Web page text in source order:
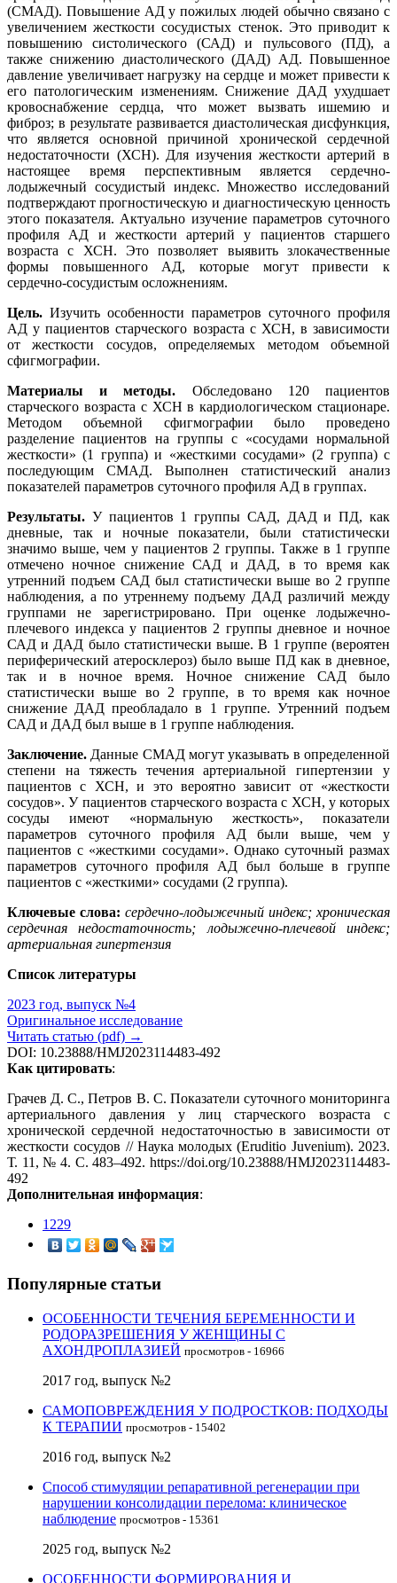
(СМАД). Повышение АД у пожилых людей обычно связано с
увеличением жесткости сосудистых стенок. Это приводит к
повышению систолического (САД) и пульсового (ПД), а
также снижению диастолического (ДАД) АД. Повышенное
давление увеличивает нагрузку на сердце и может привести к
его патологическим изменениям. Снижение ДАД ухудшает
кровоснабжение сердца, что может вызвать ишемию и
фиброз; в результате развивается диастолическая дисфункция,
что является основной причиной хронической сердечной
недостаточности (ХСН). Для изучения жесткости артерий в
настоящее время перспективным является сердечно-
лодыжечный сосудистый индекс. Множество исследований
подтверждают прогностическую и диагностическую ценность
этого показателя. Актуально изучение параметров суточного
профиля АД и жесткости артерий у пациентов старшего
возраста с ХСН. Это позволяет выявить злокачественные
формы повышенного АД, которые могут привести к
сердечно-сосудистым осложнениям.
Цель. Изучить особенности параметров суточного профиля
АД у пациентов старческого возраста с ХСН, в зависимости
от жесткости сосудов, определяемых методом объемной
сфигмографии.
Материалы и методы. Обследовано 120 пациентов
старческого возраста с ХСН в кардиологическом стационаре.
Методом объемной сфигмографии было проведено
разделение пациентов на группы с «сосудами нормальной
жесткости» (1 группа) и «жесткими сосудами» (2 группа) с
последующим СМАД. Выполнен статистический анализ
показателей параметров суточного профиля АД в группах.
Результаты. У пациентов 1 группы САД, ДАД и ПД, как
дневные, так и ночные показатели, были статистически
значимо выше, чем у пациентов 2 группы. Также в 1 группе
отмечено ночное снижение САД и ДАД, в то время как
утренний подъем САД был статистически выше во 2 группе
наблюдения, а по утреннему подъему ДАД различий между
группами не зарегистрировано. При оценке лодыжечно-
плечевого индекса у пациентов 2 группы дневное и ночное
САД и ДАД было статистически выше. В 1 группе (вероятен
периферический атеросклероз) было выше ПД как в дневное,
так и в ночное время. Ночное снижение САД было
статистически выше во 2 группе, в то время как ночное
снижение ДАД преобладало в 1 группе. Утренний подъем
САД и ДАД был выше в 1 группе наблюдения.
Заключение. Данные СМАД могут указывать в определенной
степени на тяжесть течения артериальной гипертензии у
пациентов с ХСН, и это вероятно зависит от «жесткости
сосудов». У пациентов старческого возраста с ХСН, у которых
сосуды имеют «нормальную жесткость», показатели
параметров суточного профиля АД были выше, чем у
пациентов с «жесткими сосудами». Однако суточный размах
параметров суточного профиля АД был больше в группе
пациентов с «жесткими» сосудами (2 группа).
Ключевые слова: сердечно-лодыжечный индекс; хроническая
сердечная недостаточность; лодыжечно-плечевой индекс;
артериальная гипертензия
Список литературы
2023 год, выпуск №4
Оригинальное исследование
Читать статью (pdf) →
DOI: 10.23888/HMJ2023114483-492
Как цитировать:
Грачев Д. С., Петров В. С. Показатели суточного мониторинга
артериального давления у лиц старческого возраста c
хронической сердечной недостаточностью в зависимости от
жесткости сосудов // Наука молодых (Eruditio Juvenium). 2023.
Т. 11, № 4. С. 483–492. https://doi.org/10.23888/HMJ2023114483-
492
Дополнительная информация:
1229
Популярные статьи
ОСОБЕННОСТИ ТЕЧЕНИЯ БЕРЕМЕННОСТИ И
РОДОРАЗРЕШЕНИЯ У ЖЕНЩИНЫ С
АХОНДРОПЛАЗИЕЙ просмотров - 16966
2017 год, выпуск №2
САМОПОВРЕЖДЕНИЯ У ПОДРОСТКОВ: ПОДХОДЫ
К ТЕРАПИИ просмотров - 15402
2016 год, выпуск №2
Способ стимуляции репаративной регенерации при
нарушении консолидации перелома: клиническое
наблюдение просмотров - 15361
2025 год, выпуск №2
ОСОБЕННОСТИ ФОРМИРОВАНИЯ И